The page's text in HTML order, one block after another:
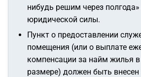
нибудь решим через
юридической силы.
Пункт о предоставлении
помещения (или о выплате
компенсации за найм жилья
размере) должен быть внесен